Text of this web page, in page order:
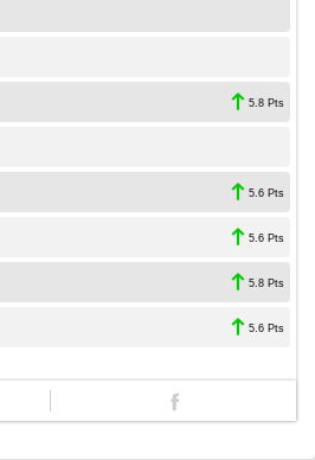
5.8 Pts
5.6 Pts
5.6 Pts
5.8 Pts
5.6 Pts